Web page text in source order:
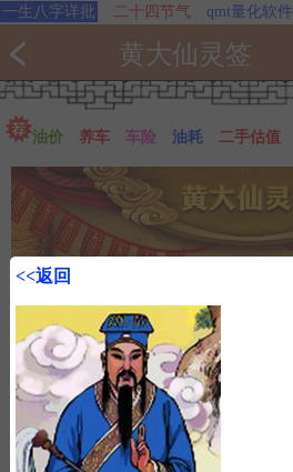
一生八字详批 二十四节气 qmt量化软件
黄大仙灵签
油价 养车 车险 油耗 二手估值
<<返回